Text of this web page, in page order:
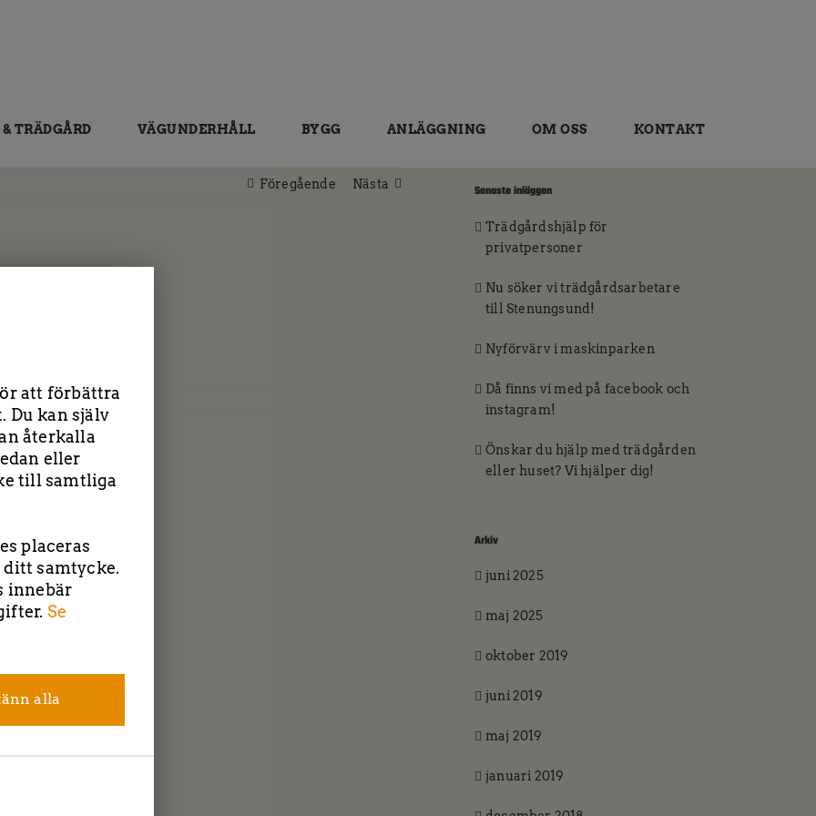
TRÄDGÅRD VÄGUNDERHÅLL BYGG ANLÄGGNING OM OSS KONTAKT
Föregående Nästa Senaste inläggen
Trädgårdshjälp för
privatpersoner
Nu söker vi trädgårdsarbetare
till Stenungsund!
Nyförvärv i maskinparken
Då finns vi med på facebook och
instagram!
Önskar du hjälp med trädgården
eller huset? Vi hjälper dig!
Arkiv
juni 2025
maj 2025
oktober 2019
juni 2019
maj 2019
januari 2019
Tockebackavägen 18F, 44139 Alingsås | Saltängsvägen 2, 444 31 Stenungsund
Tel: 0303-22 55 40
att förbättra
Du kan själv
återkalla
eller
till samtliga
placeras
ditt samtycke.
innebär
Se
alla